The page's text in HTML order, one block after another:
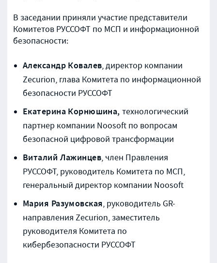
В заседании приняли участие представители
Комитетов РУССОФТ по МСП и информационной
безопасности:
Александр Ковалев, директор компании
Zecurion, глава Комитета по информационной
безопасности РУССОФТ
Екатерина Корнюшина,технологический
партнер компании Noosoft по вопросам
безопасной цифровой трансформации
Виталий Лажинцев, член Правления
РУССОФТ, руководитель Комитета по МСП,
генеральный директор компании Noosoft
Мария Разумовская, руководитель GR-
направления Zecurion, заместитель
руководителя Комитета по
кибербезопасности РУССОФТ